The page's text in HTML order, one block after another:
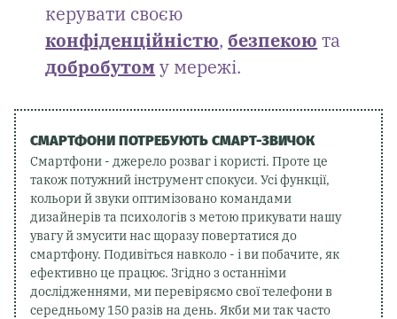
керувати своєю
конфіденційністю, безпекою та
добробутом у мережі.
СМАРТФОНИ ПОТРЕБУЮТЬ СМАРТ-ЗВИЧОК
Смартфони - джерело розваг і користі. Проте це
також потужний інструмент спокуси. Усі функції,
кольори й звуки оптимізовано командами
дизайнерів та психологів з метою прикувати нашу
увагу й змусити нас щоразу повертатися до
смартфону. Подивіться навколо - і ви побачите, як
ефективно це працює. Згідно з останніми
дослідженнями, ми перевіряємо свої телефони в
середньому 150 разів на день. Якби ми так часто